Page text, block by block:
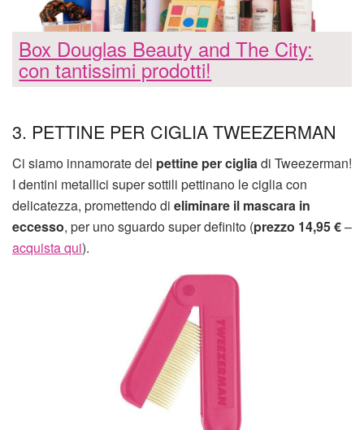
Box Douglas Beauty and The City:
con tantissimi prodotti!
3. PETTINE PER CIGLIA TWEEZERMAN
Ci siamo innamorate del pettine per cigliadi Tweezerman!
I dentini metallici super sottili pettinano le ciglia con
delicatezza, promettendo di eliminare il mascara in
eccesso, per uno sguardo super definito (prezzo 14,95 €–
acquista qui).